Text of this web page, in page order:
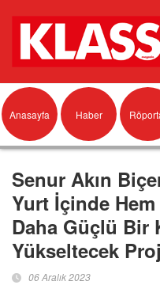
Anasayfa Haber
Senur Akın
Yurt İçinde Hem
Daha Güçlü Bir
Yükseltecek
06 Aralık 2023